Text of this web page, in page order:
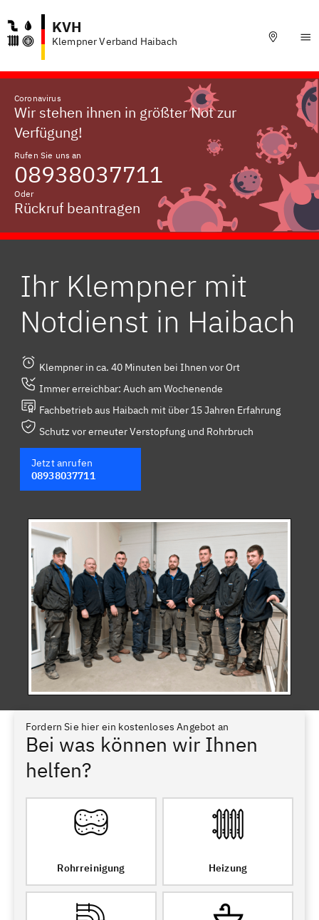
KVH
Klempner Verband Haibach
Coronavirus
Wir stehen ihnen in größter Not zur
Verfügung!
Rufen Sie uns an
08938037711
Oder
Rückruf beantragen
Ihr Klempner mit
Notdienst in Haibach
Klempner in ca. 40 Minuten bei Ihnen vor Ort
Immer erreichbar: Auch am Wochenende
Fachbetrieb aus Haibach mit über 15 Jahren Erfahrung
Schutz vor erneuter Verstopfung und Rohrbruch
Jetzt anrufen
08938037711
Fordern Sie hier ein kostenloses Angebot an
Bei was können wir Ihnen
helfen?
Rohrreinigung Heizung